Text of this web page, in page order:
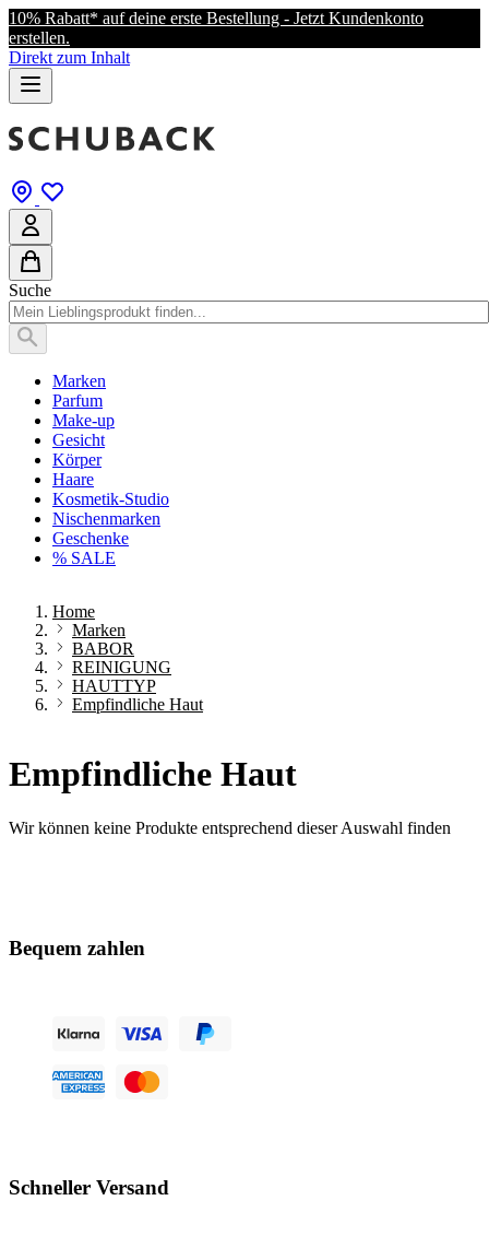
10% Rabatt* auf deine erste Bestellung - Jetzt Kundenkonto
erstellen.
Direkt zum Inhalt
Suche
Marken
Parfum
Make-up
Gesicht
Körper
Haare
Kosmetik-Studio
Nischenmarken
Geschenke
% SALE
Home
Marken
BABOR
REINIGUNG
HAUTTYP
Empfindliche Haut
Empfindliche Haut
Wir können keine Produkte entsprechend dieser Auswahl finden
Bequem zahlen
Schneller Versand